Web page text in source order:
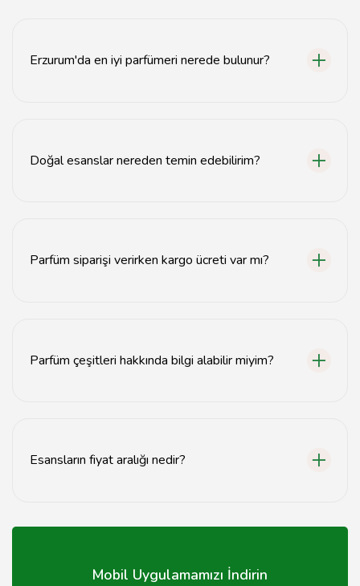
Erzurum'da en iyi parfümeri nerede bulunur?
Doğal esanslar nereden temin edebilirim?
Parfüm siparişi verirken kargo ücreti var mı?
Parfüm çeşitleri hakkında bilgi alabilir miyim?
Esansların fiyat aralığı nedir?
göstermektedir; genellikle 50 TL'den başlamaktadır.
Mobil Uygulamamızı İndirin